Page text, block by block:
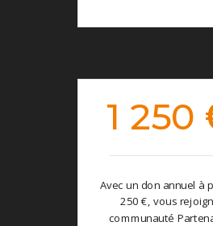
1 250
Avec un don annuel à
250 €, vous
communauté